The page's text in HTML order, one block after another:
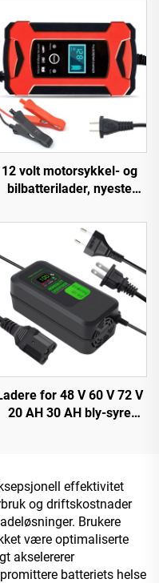
12 volt motorsykkel- og
bilbatterilader, nyeste
6A automatisk
smart dropshipping-
produkter
for 48 V 60 V 72 V
20 AH 30 AH bly-syre
tohjulstrekk
effektivitet
og driftskostnader
Brukere
være optimaliserte
akselererer
batteriets helse